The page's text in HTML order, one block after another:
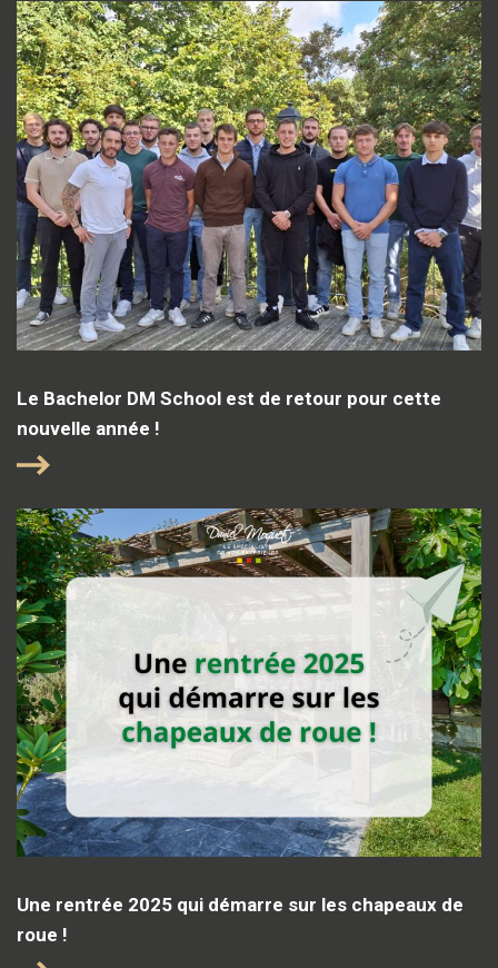
Le Bachelor DM School est de retour pour cette
nouvelle année !
Une rentrée 2025 qui démarre sur les chapeaux de
roue !